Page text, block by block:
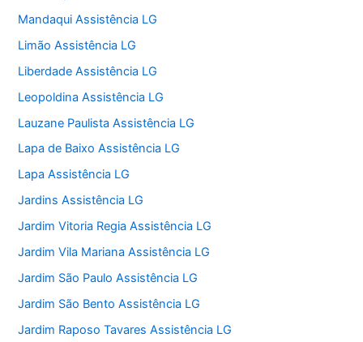
Mandaqui Assistência LG
Limão Assistência LG
Liberdade Assistência LG
Leopoldina Assistência LG
Lauzane Paulista Assistência LG
Lapa de Baixo Assistência LG
Lapa Assistência LG
Jardins Assistência LG
Jardim Vitoria Regia Assistência LG
Jardim Vila Mariana Assistência LG
Jardim São Paulo Assistência LG
Jardim São Bento Assistência LG
Jardim Raposo Tavares Assistência LG